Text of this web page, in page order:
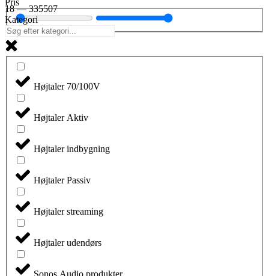
18—335507
Kategori
Højtaler 70/100V
Højtaler Aktiv
Højtaler indbygning
Højtaler Passiv
Højtaler streaming
Højtaler udendørs
Sonos Audio produkter